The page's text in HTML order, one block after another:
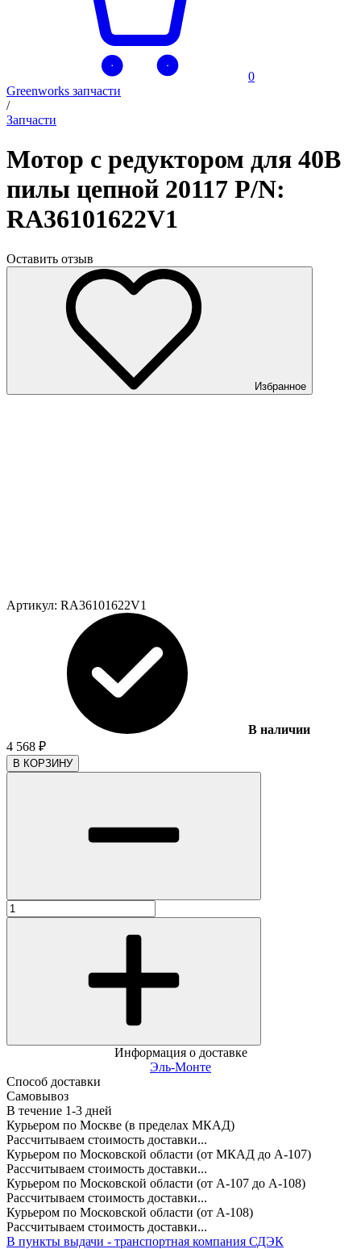
0
Greenworks запчасти
/
Запчасти
Мотор с редуктором для 40В
пилы цепной 20117 P/N:
RA36101622V1
Оставить отзыв
Избранное
Артикул: RA36101622V1
В наличии
4 568 ₽
В КОРЗИНУ
Информация о доставке
Эль-Монте
Способ доставки
Самовывоз
В течение 1-3 дней
Курьером по Москве (в пределах МКАД)
Рассчитываем стоимость доставки...
Курьером по Московской области (от МКАД до А-107)
Рассчитываем стоимость доставки...
Курьером по Московской области (от А-107 до А-108)
Рассчитываем стоимость доставки...
Курьером по Московской области (от А-108)
Рассчитываем стоимость доставки...
В пункты выдачи - транспортная компания СДЭК